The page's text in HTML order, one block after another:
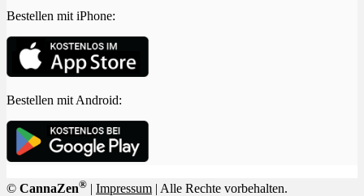
Bestellen mit iPhone:
Bestellen mit Android:
© CannaZen® | Impressum | Alle Rechte vorbehalten.